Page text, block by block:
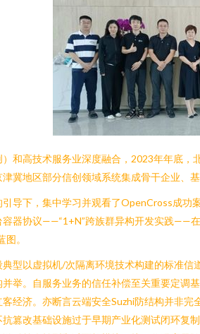
和高技术服务业深度融合，2023年年底
冀地区部分信创领域系统集成骨干企业、
导下，集中学习并观看了OpenCross成
器协议——“1+N”跨族群异构开发实践——
。
型以虚拟机/次隔离环境技术构建的标准
举。自服务业务的信任补偿至关重要定
经济。亦断言云端安全Suzhi防结构并非
篡改基础设施过于早期产业化测试闭环